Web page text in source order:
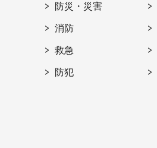
防災・災害
消防
救急
防犯